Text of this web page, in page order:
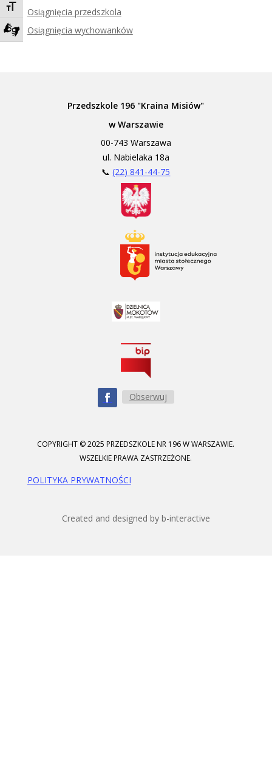
Toggle Font size
Zadzwoń do tłumacza języka migowego
Osiągnięcia przedszkola
Osiągnięcia wychowanków
Przedszkole 196 "Kraina Misiów"
w Warszawie
00-743 Warszawa
ul. Nabielaka 18a
📞(22) 841-44-75
Obserwuj
COPYRIGHT © 2025 PRZEDSZKOLE NR 196 W WARSZAWIE.
WSZELKIE PRAWA ZASTRZEŻONE.
POLITYKA PRYWATNOŚCI
Created and designed by b-interactive